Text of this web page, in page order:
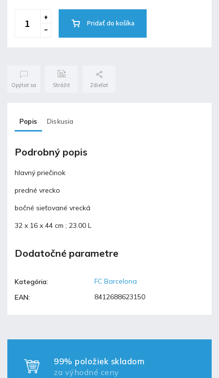
Pridať do košíka
Opýtať sa Strážiť Zdieľať
Popis Diskusia
Podrobný popis
hlavný priečinok
predné vrecko
bočné sieťované vrecká
32 x 16 x 44 cm ; 23.00 L
Dodatočné parametre
Kategória:
FC Barcelona
EAN: 8412688623150
99% položiek skladom
za výhodné ceny